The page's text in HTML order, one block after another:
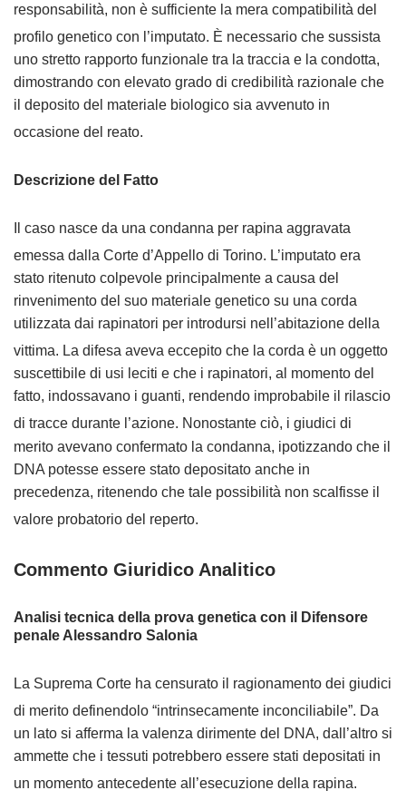
responsabilità, non è sufficiente la mera compatibilità del
profilo genetico con l’imputato. È necessario che sussista
uno stretto rapporto funzionale tra la traccia e la condotta,
dimostrando con elevato grado di credibilità razionale che
il deposito del materiale biologico sia avvenuto in
occasione del reato.
Descrizione del Fatto
Il caso nasce da una condanna per rapina aggravata
emessa dalla Corte d’Appello di Torino. L’imputato era
stato ritenuto colpevole principalmente a causa del
rinvenimento del suo materiale genetico su una corda
utilizzata dai rapinatori per introdursi nell’abitazione della
vittima. La difesa aveva eccepito che la corda è un oggetto
suscettibile di usi leciti e che i rapinatori, al momento del
fatto, indossavano i guanti, rendendo improbabile il rilascio
di tracce durante l’azione. Nonostante ciò, i giudici di
merito avevano confermato la condanna, ipotizzando che il
DNA potesse essere stato depositato anche in
precedenza, ritenendo che tale possibilità non scalfisse il
valore probatorio del reperto.
Commento Giuridico Analitico
Analisi tecnica della prova genetica con il Difensore
penale Alessandro Salonia
La Suprema Corte ha censurato il ragionamento dei giudici
di merito definendolo “intrinsecamente inconciliabile”. Da
un lato si afferma la valenza dirimente del DNA, dall’altro si
ammette che i tessuti potrebbero essere stati depositati in
un momento antecedente all’esecuzione della rapina.